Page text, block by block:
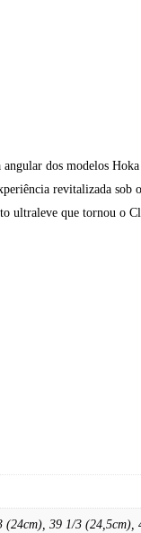
dos modelos
revitalizada
ultraleve que tornou o
39 1/3 (24,5cm),